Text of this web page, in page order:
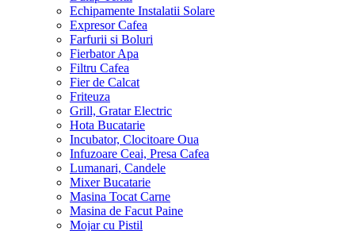
Echipamente Instalatii Solare
Expresor Cafea
Farfurii si Boluri
Fierbator Apa
Filtru Cafea
Fier de Calcat
Friteuza
Grill, Gratar Electric
Hota Bucatarie
Incubator, Clocitoare Oua
Infuzoare Ceai, Presa Cafea
Lumanari, Candele
Mixer Bucatarie
Masina Tocat Carne
Masina de Facut Paine
Mojar cu Pistil